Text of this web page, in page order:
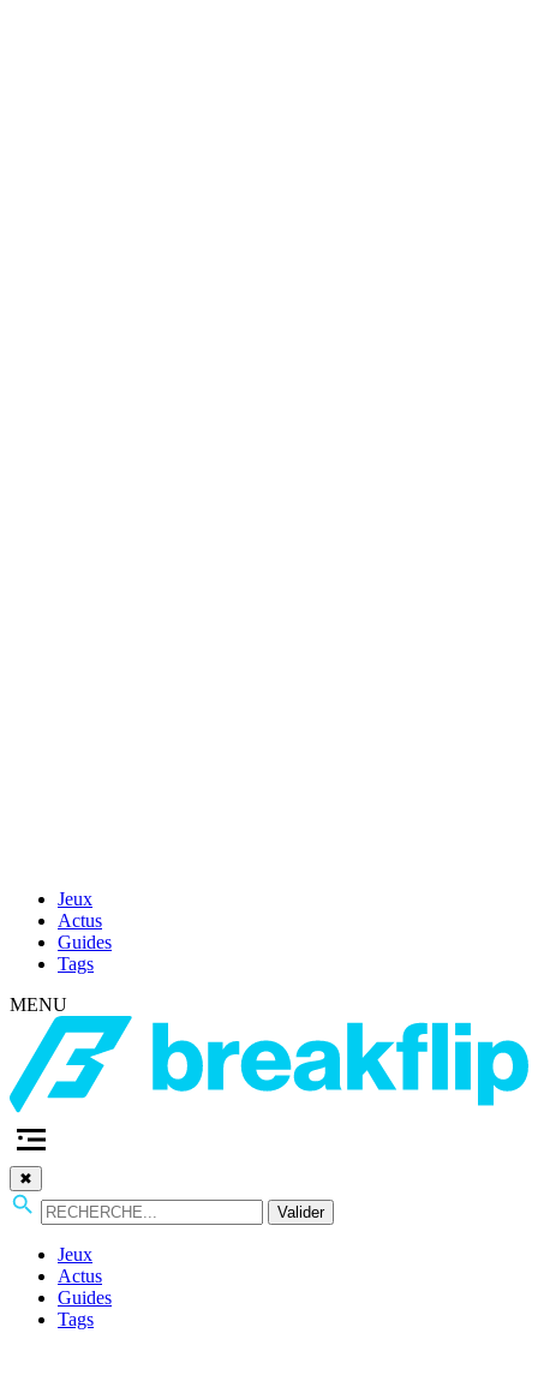
Jeux
Actus
Guides
Tags
MENU
✖
Valider
Jeux
Actus
Guides
Tags